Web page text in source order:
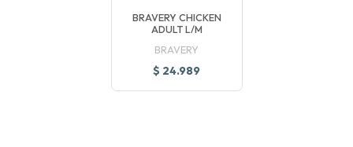
BRAVERY CHICKEN
ADULT L/M
BRAVERY
$ 24.989